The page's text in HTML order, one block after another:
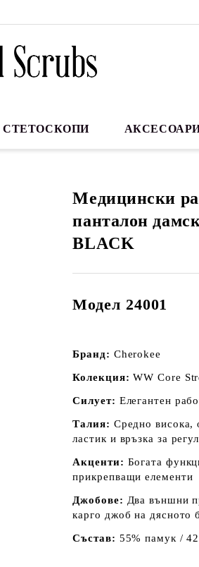
СТЕТОСКОПИ
Медицински
панталон
BLACK
Модел 24001
Бранд: Cherokee
Колекция: WW Core
Силует: Елегантен
Талия: Средно висока,
ластик и връзка за
Акценти: Богата
прикрепващи елементи
Джобове: Два външни
карго джоб на дясното
Състав: 55% памук /